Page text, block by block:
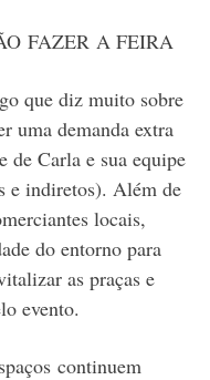
FAZER A FEIRA
que diz muito sobre
uma demanda extra
de Carla e sua equipe
e indiretos). Além de
locais,
do entorno para
as praças e
evento.
continuem